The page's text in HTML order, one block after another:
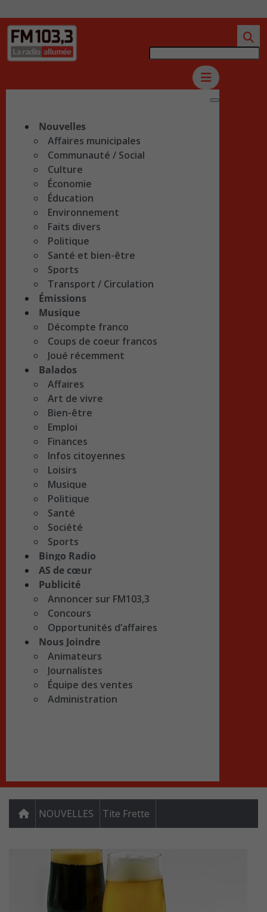
Nouvelles
Affaires municipales
Communauté / Social
Culture
Économie
Éducation
Environnement
Faits divers
Politique
Santé et bien-être
Sports
Transport / Circulation
Émissions
Musique
Décompte franco
Coups de coeur francos
Joué récemment
Balados
Affaires
Art de vivre
Bien-être
Emploi
Finances
Infos citoyennes
Loisirs
Musique
Politique
Santé
Société
Sports
Bingo Radio
AS de cœur
Publicité
Annoncer sur FM103,3
Concours
Opportunités d’affaires
Nous Joindre
Animateurs
Journalistes
Équipe des ventes
Administration
NOUVELLES Tite Frette